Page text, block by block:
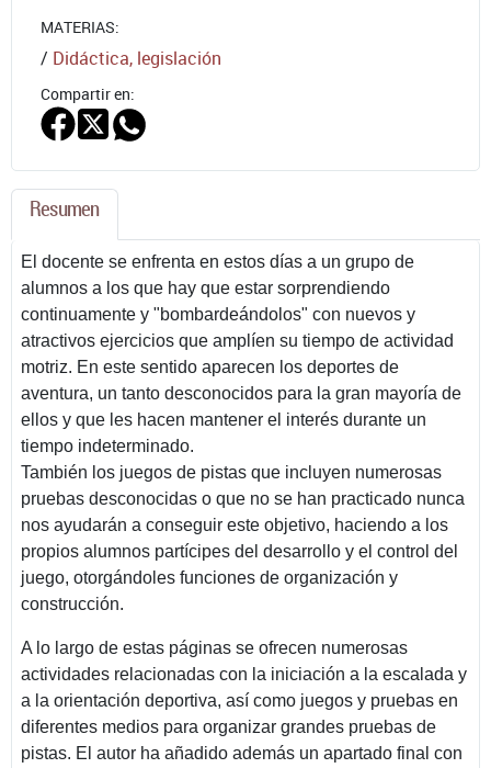
MATERIAS:
/ Didáctica, legislación
Compartir en:
Resumen
El docente se enfrenta en estos días a un grupo de
alumnos a los que hay que estar sorprendiendo
continuamente y "bombardeándolos" con nuevos y
atractivos ejercicios que amplíen su tiempo de actividad
motriz. En este sentido aparecen los deportes de
aventura, un tanto desconocidos para la gran mayoría de
ellos y que les hacen mantener el interés durante un
tiempo indeterminado.
También los juegos de pistas que incluyen numerosas
pruebas desconocidas o que no se han practicado nunca
nos ayudarán a conseguir este objetivo, haciendo a los
propios alumnos partícipes del desarrollo y el control del
juego, otorgándoles funciones de organización y
construcción.
A lo largo de estas páginas se ofrecen numerosas
actividades relacionadas con la iniciación a la escalada y
a la orientación deportiva, así como juegos y pruebas en
diferentes medios para organizar grandes pruebas de
pistas. El autor ha añadido además un apartado final con